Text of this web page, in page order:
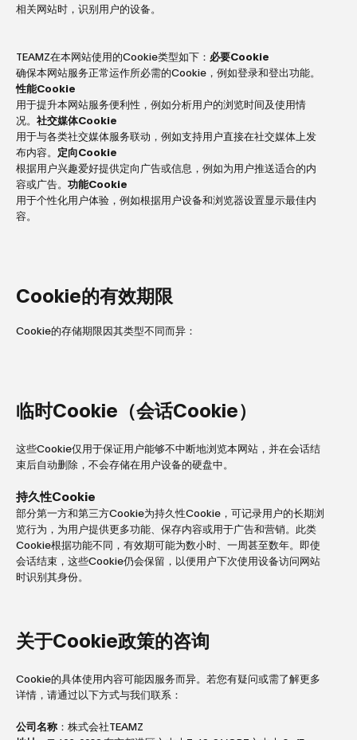
相关网站时，识别用户的设备。
TEAMZ在本网站使用的Cookie类型如下： 必要Cookie
确保本网站服务正常运作所必需的Cookie，例如登录和登出功能。
性能Cookie
用于提升本网站服务便利性，例如分析用户的浏览时间及使用情
况。 社交媒体Cookie
用于与各类社交媒体服务联动，例如支持用户直接在社交媒体上发
布内容。 定向Cookie
根据用户兴趣爱好提供定向广告或信息，例如为用户推送适合的内
容或广告。 功能Cookie
用于个性化用户体验，例如根据用户设备和浏览器设置显示最佳内
容。
Cookie的有效期限
Cookie的存储期限因其类型不同而异：
临时Cookie（会话Cookie）
这些Cookie仅用于保证用户能够不中断地浏览本网站，并在会话结
束后自动删除，不会存储在用户设备的硬盘中。
持久性Cookie
部分第一方和第三方Cookie为持久性Cookie，可记录用户的长期浏
览行为，为用户提供更多功能、保存内容或用于广告和营销。此类
Cookie根据功能不同，有效期可能为数小时、一周甚至数年。即使
会话结束，这些Cookie仍会保留，以便用户下次使用设备访问网站
时识别其身份。
关于Cookie政策的咨询
Cookie的具体使用内容可能因服务而异。若您有疑问或需了解更多
详情，请通过以下方式与我们联系：
公司名称 ：株式会社TEAMZ